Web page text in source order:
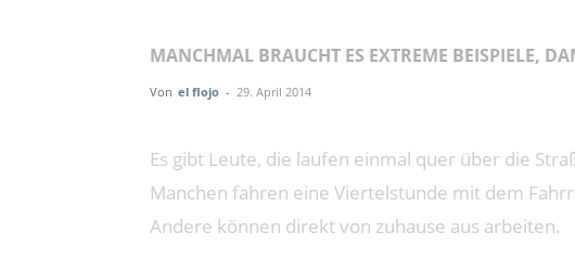
MANCHMAL BRAUCHT ES EXTREME BEISPIELE,
Von el flojo - 29. April 2014
Es gibt Leute, die laufen einmal quer über die
Manchen fahren eine Viertelstunde mit dem
Andere können direkt von zuhause aus arbeiten.